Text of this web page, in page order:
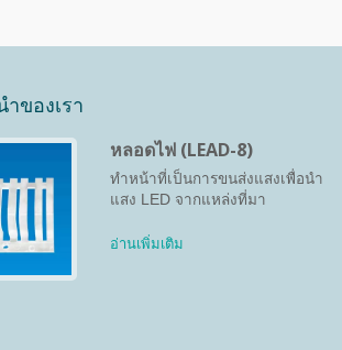
ของเรา
หลอดไฟ (LEAD-8)
ทำหน้าที่เป็นการขนส่งแสงเพื่อนำ
แสง LED จากแหล่งที่มา
อ่านเพิ่มเติม